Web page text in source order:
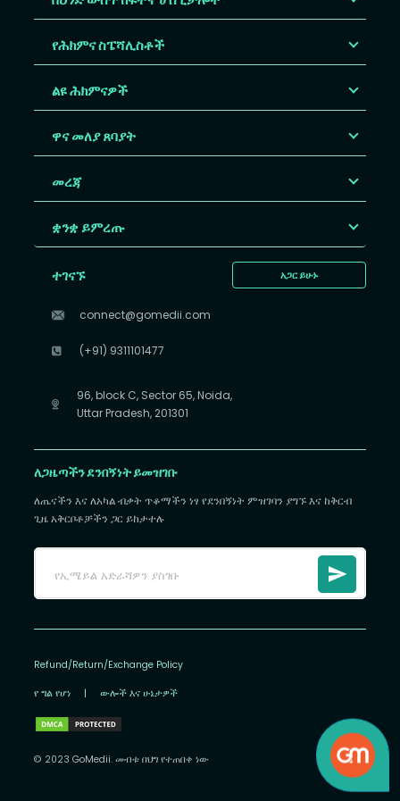
የሕክምና ስፔሻሊስቶች
ልዩ ሕክምናዎች
ዋና መለያ ጸባያት
መረጃ
ቋንቋ ይምረጡ
አጋር ይሁኑ
ተገናኙ
connect@gomedii.com
(+91) 9311101477
96, block C, Sector 65, Noida,
Uttar Pradesh, 201301
ለጋዜጣችን ደንበኝነት ይመዝገቡ
ለጤናችን እና ለአካል ብቃት ጥቆማችን ነፃ የደንበኝነት ምዝገባን ያግኙ እና ከቅርብ
ጊዜ አቅርቦቶቻችን ጋር ይከታተሉ
Refund/Return/Exchange Policy
የ ግል የሆነ | ውሎች እና ሁኔታዎች
© 2023 GoMedii. መብቱ በህግ የተጠበቀ ነው